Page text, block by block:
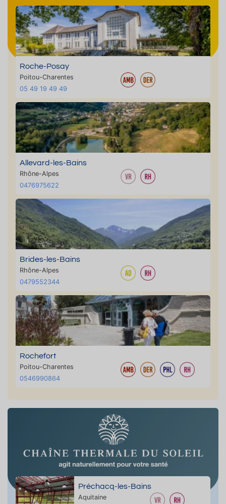
Roche-Posay
Poitou-Charentes
05 49 19 49 49
Allevard-les-Bains
Rhône-Alpes
0476975622
Brides-les-Bains
Rhône-Alpes
0479552344
Rochefort
Poitou-Charentes
0546990864
Préchacq-les-Bains
Aquitaine